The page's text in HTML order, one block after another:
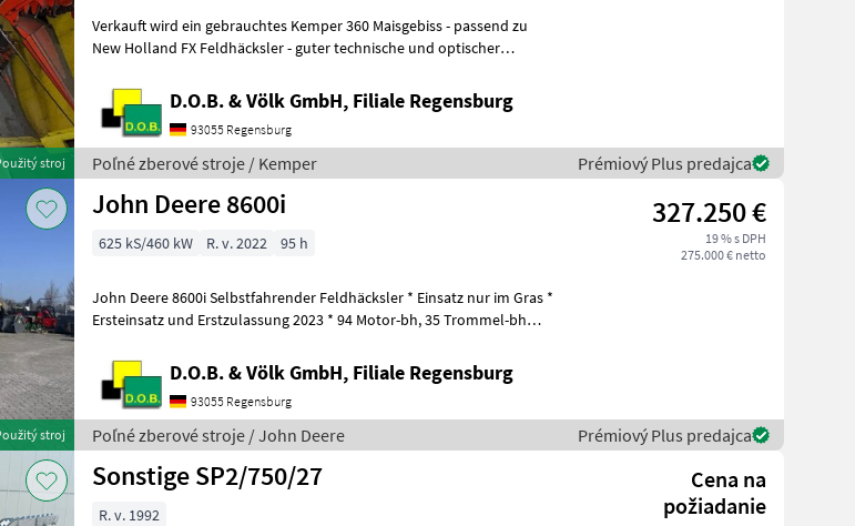
stroj
Verkauft wird ein gebrauchtes Kemper 360 Maisgebiss - passend zu
New Holland FX Feldhäcksler - guter technische und optischer
D.O.B. & Völk GmbH, Filiale Regensburg
93055 Regensburg
Poľné zberové stroje / Kemper Prémiový Plus predajca
stroj
John Deere 8600i 327.250 €
19 % s DPH
275.000 € netto
625 kS/460 kW R. v. 2022 95 h
John Deere 8600i Selbstfahrender Feldhäcksler * Einsatz nur im Gras *
Ersteinsatz und Erstzulassung 2023 * 94 Motor-bh, 35 Trommel-bh
D.O.B. & Völk GmbH, Filiale Regensburg
93055 Regensburg
Poľné zberové stroje / John Deere Prémiový Plus predajca
Sonstige SP2/750/27
Cena na
požiadanie
R. v. 1992